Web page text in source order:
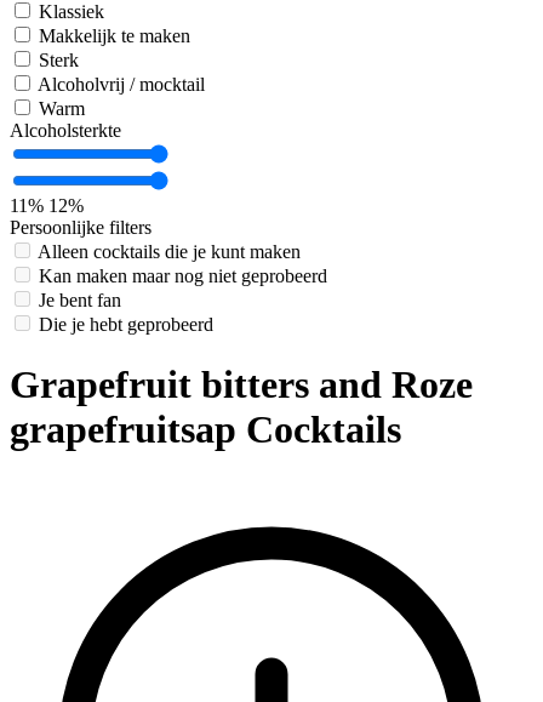
Klassiek
Makkelijk te maken
Sterk
Alcoholvrij / mocktail
Warm
Alcoholsterkte
11% 12%
Persoonlijke filters
Alleen cocktails die je kunt maken
Kan maken maar nog niet geprobeerd
Je bent fan
Die je hebt geprobeerd
Grapefruit bitters and Roze
grapefruitsap Cocktails